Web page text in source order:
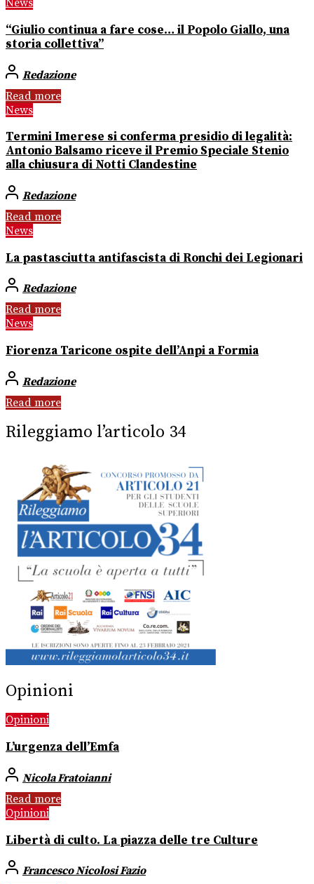
News
“Giulio continua a fare cose… il Popolo Giallo, una
storia collettiva”
Redazione
Read more
News
Termini Imerese si conferma presidio di legalità:
Antonio Balsamo riceve il Premio Speciale Stenio
alla chiusura di Notti Clandestine
Redazione
Read more
News
La pastasciutta antifascista di Ronchi dei Legionari
Redazione
Read more
News
Fiorenza Taricone ospite dell’Anpi a Formia
Redazione
Read more
Rileggiamo l’articolo 34
Opinioni
Opinioni
L’urgenza dell’Emfa
Nicola Fratoianni
Read more
Opinioni
Libertà di culto. La piazza delle tre Culture
Francesco Nicolosi Fazio